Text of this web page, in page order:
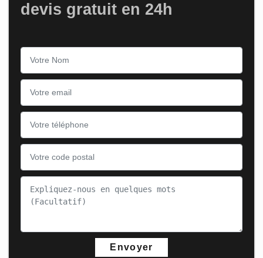
devis gratuit en 24h